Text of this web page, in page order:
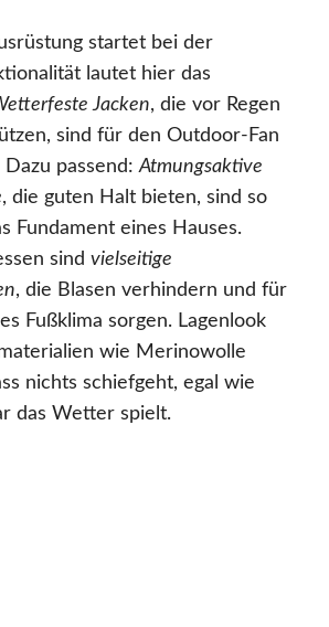
startet bei der
lautet hier das
Jacken, die vor Regen
sind für den Outdoor-Fan
Dazu passend:Atmungsaktive
, die guten Halt bieten, sind so
Fundament eines Hauses.
sind vielseitige
, die Blasen verhindern und für
Fußklima sorgen. Lagenlook
wie Merinowolle
nichts schiefgeht, egal wie
das Wetter spielt.